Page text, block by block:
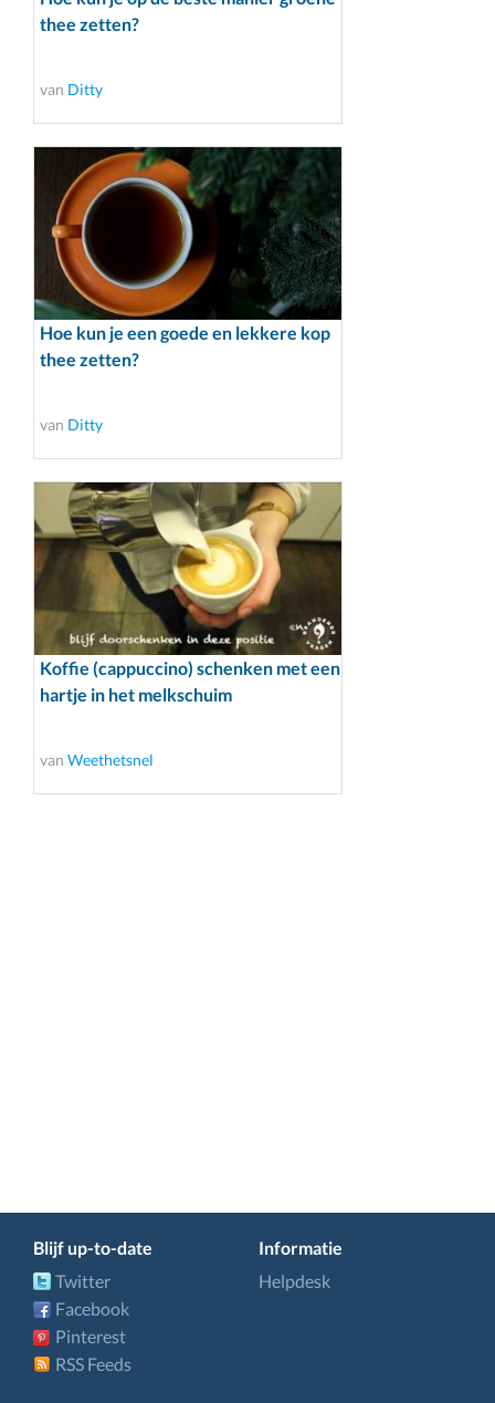
thee zetten?
van Ditty
Hoe kun je een goede en lekkere kop
thee zetten?
van Ditty
Koffie (cappuccino) schenken met een
hartje in het melkschuim
van Weethetsnel
Blijf up-to-date
Twitter
Facebook
Pinterest
RSS Feeds
Informatie
Helpdesk